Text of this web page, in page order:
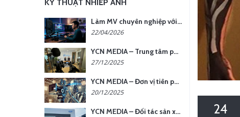
24
KỸ THUẬT NHIẾP ẢNH
Làm MV chuyên nghiệp với chi phí tối ưu: nên chọn quay thực tế hay video AI?
22/04/2026
YCN MEDIA – Trung tâm phụ kiện quay chụp tại Hà Nội
27/12/2025
YCN MEDIA – Đơn vị tiên phong sản xuất hình ảnh & âm thanh bằng AI tại Hà Nội
20/12/2025
YCN MEDIA – Đối tác sản xuất hình ảnh chuyên nghiệp cho doanh nghiệp tại Hà Nội